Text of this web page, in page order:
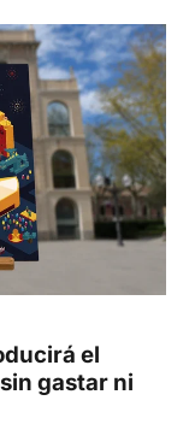
el
gastar ni